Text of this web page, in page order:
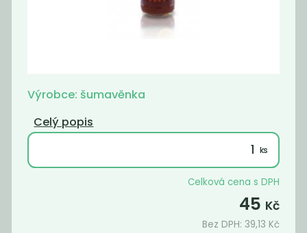
45
Výrobce: šumavěnka
Celý popis
Celková cena s DPH
45 Kč
Bez DPH:39,13 Kč